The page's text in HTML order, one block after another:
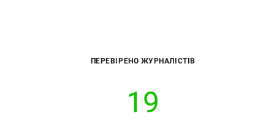
ПЕРЕВІРЕНО ЖУРНАЛІСТІВ
19